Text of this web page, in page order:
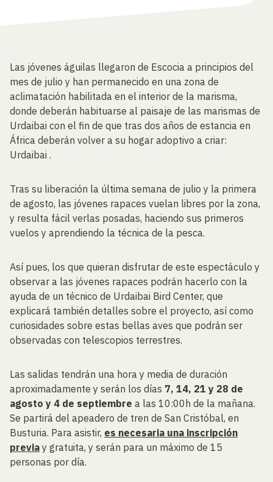
Las jóvenes águilas llegaron de Escocia a principios del
mes de julio y han permanecido en una zona de
aclimatación habilitada en el interior de la marisma,
donde deberán habituarse al paisaje de las marismas de
Urdaibai con el fin de que tras dos años de estancia en
África deberán volver a su hogar adoptivo a criar:
Urdaibai .
Tras su liberación la última semana de julio y la primera
de agosto, las jóvenes rapaces vuelan libres por la zona,
y resulta fácil verlas posadas, haciendo sus primeros
vuelos y aprendiendo la técnica de la pesca.
Así pues, los que quieran disfrutar de este espectáculo y
observar a las jóvenes rapaces podrán hacerlo con la
ayuda de un técnico de Urdaibai Bird Center, que
explicará también detalles sobre el proyecto, así como
curiosidades sobre estas bellas aves que podrán ser
observadas con telescopios terrestres.
Las salidas tendrán una hora y media de duración
aproximadamente y serán los días 7, 14, 21 y 28 de
agosto y 4 de septiembre a las 10:00h de la mañana.
Se partirá del apeadero de tren de San Cristóbal, en
Busturia. Para asistir, es necesaria una inscripción
previa y gratuita, y serán para un máximo de 15
personas por día.